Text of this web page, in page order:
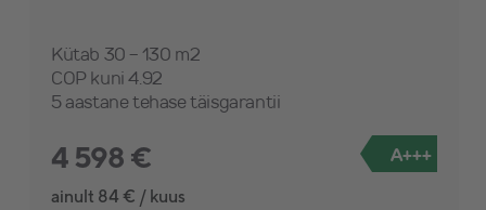
Kütab 30 - 130 m2
COP kuni 4.92
5 aastane tehase täisgarantii
4 598 €
ainult 84 € / kuus
A+++